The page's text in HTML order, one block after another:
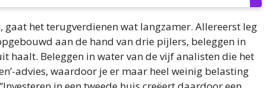
het terugverdienen wat langzamer. Allereerst leg
aan de hand van drie pijlers, beleggen in
haalt. Beleggen in water van de vijf analisten die het
advies, waardoor je er maar heel weinig belasting